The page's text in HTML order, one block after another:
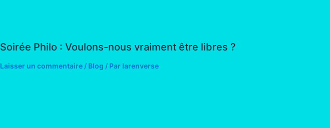
Soirée Philo : Voulons-nous vraiment être libres ?
Laisser un commentaire / Blog / Par larenverse